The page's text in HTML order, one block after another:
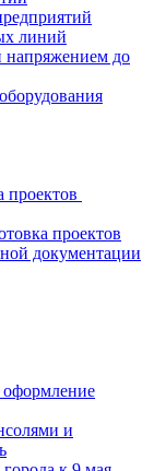
линий
до
проектов
проектов
документации
и